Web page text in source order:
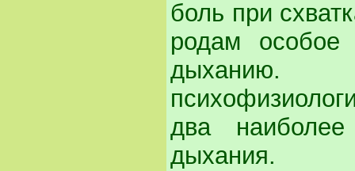
боль при
родам особое
дыханию.
два
дыхания.